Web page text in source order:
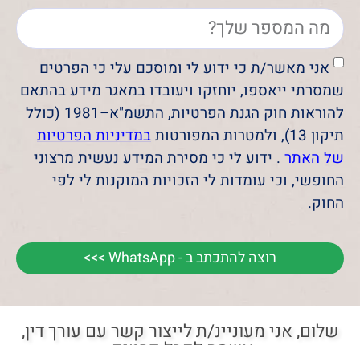
אני מאשר/ת כי ידוע לי ומוסכם עלי כי הפרטים
שמסרתי ייאספו, יוחזקו ויעובדו במאגר מידע בהתאם
להוראות חוק הגנת הפרטיות, התשמ"א–1981 (כולל
תיקון 13), ולמטרות המפורטות
במדיניות הפרטיות
של האתר. ידוע לי כי מסירת המידע נעשית מרצוני
החופשי, וכי עומדות לי הזכויות המוקנות לי לפי
החוק.
רוצה להתכתב ב - WhatsApp >>>
שלום, אני מעוניינ/ת לייצור קשר עם עורך דין,